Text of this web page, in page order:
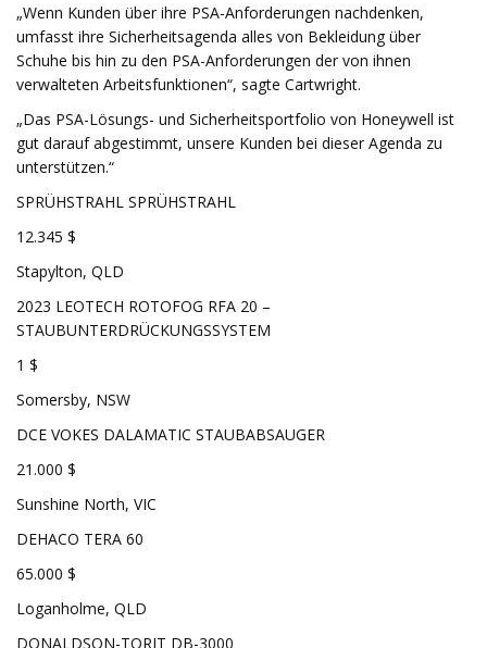
„Wenn Kunden über ihre PSA-Anforderungen nachdenken,
umfasst ihre Sicherheitsagenda alles von Bekleidung über
Schuhe bis hin zu den PSA-Anforderungen der von ihnen
verwalteten Arbeitsfunktionen“, sagte Cartwright.
„Das PSA-Lösungs- und Sicherheitsportfolio von Honeywell ist
gut darauf abgestimmt, unsere Kunden bei dieser Agenda zu
unterstützen.“
SPRÜHSTRAHL SPRÜHSTRAHL
12.345 $
Stapylton, QLD
2023 LEOTECH ROTOFOG RFA 20 –
STAUBUNTERDRÜCKUNGSSYSTEM
1 $
Somersby, NSW
DCE VOKES DALAMATIC STAUBABSAUGER
21.000 $
Sunshine North, VIC
DEHACO TERA 60
65.000 $
Loganholme, QLD
DONALDSON-TORIT DB-3000